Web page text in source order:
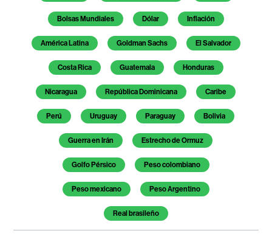
Bolsas Mundiales Dólar Inflación
América Latina Goldman Sachs El Salvador
Costa Rica Guatemala Honduras
Nicaragua República Dominicana Caribe
Perú Uruguay Paraguay Bolivia
Guerra en Irán Estrecho de Ormuz
Golfo Pérsico Peso colombiano
Peso mexicano Peso Argentino
Real brasileño